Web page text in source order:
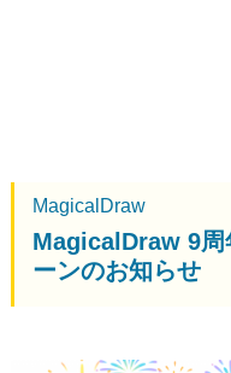
MagicalDraw
MagicalDraw 9周
ーンのお知らせ